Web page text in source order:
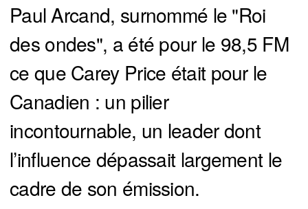
Paul Arcand, surnommé le "Roi
des ondes", a été pour le 98,5 FM
ce que Carey Price était pour le
Canadien : un pilier
incontournable, un leader dont
l’influence dépassait largement le
cadre de son émission.